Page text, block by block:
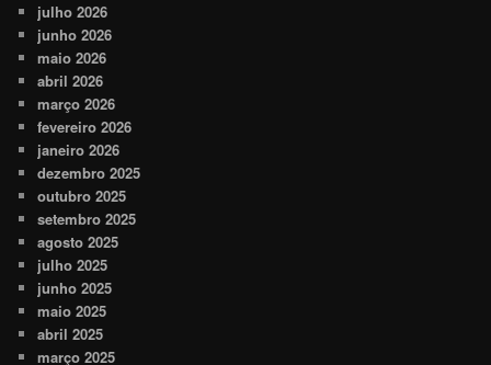
julho 2026
junho 2026
maio 2026
abril 2026
março 2026
fevereiro 2026
janeiro 2026
dezembro 2025
outubro 2025
setembro 2025
agosto 2025
julho 2025
junho 2025
maio 2025
abril 2025
março 2025